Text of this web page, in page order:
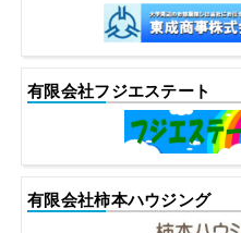
有限会社フジエステート
有限会社柿本ハウジング